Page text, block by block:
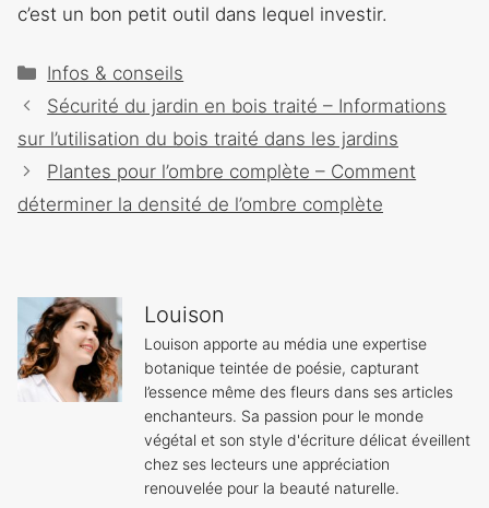
c’est un bon petit outil dans lequel investir.
Catégories
Infos & conseils
Navigation
des
Sécurité du jardin en bois traité – Informations
sur l’utilisation du bois traité dans les jardins
Plantes pour l’ombre complète – Comment
déterminer la densité de l’ombre complète
Louison
Louison apporte au média une expertise
botanique teintée de poésie, capturant
l’essence même des fleurs dans ses articles
enchanteurs. Sa passion pour le monde
végétal et son style d'écriture délicat éveillent
chez ses lecteurs une appréciation
renouvelée pour la beauté naturelle.